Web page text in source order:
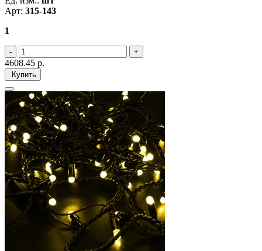
Арт: 315-143
1
4608.45 р.
Купить